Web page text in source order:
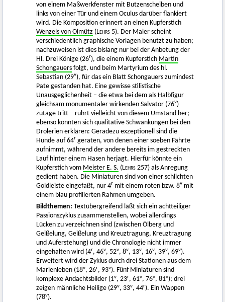
von einem Maßwerkfenster mit Butzenscheiben und
links von einer Tür und einem Oculus darüber flankiert
wird. Die Komposition erinnert an einen Kupferstich
Wenzels von Olmütz (Lehrs 5). Der Maler scheint
verschiedentlich graphische Vorlagen benutzt zu haben;
nachzuweisen ist dies bislang nur bei der Anbetung der
Hl. Drei Könige (26r), die einem Kupferstich Martin
Schongauers folgt, und beim Martyrium des hl.
Sebastian (29v), für das ein Blatt Schongauers zumindest
Pate gestanden hat. Eine gewisse stilistische
Unausgeglichenheit – die etwa bei dem als Halbfigur
gleichsam monumentaler wirkenden Salvator (76v)
zutage tritt – rührt vielleicht von diesem Umstand her;
ebenso könnten sich qualitative Schwankungen bei den
Drolerien erklären: Geradezu exzeptionell sind die
Hunde auf 64r geraten, von denen einer soeben Fährte
aufnimmt, während der andere bereits im gestreckten
Lauf hinter einem Hasen herjagt. Hierfür könnte ein
Kupferstich vom Meister E. S. (Lehrs 257) als Anregung
gedient haben. Die Miniaturen sind von einer schlichten
Goldleiste eingefaßt, nur 4r mit einem roten bzw. 8v mit
einem blau profilierten Rahmen umgeben.
Bildthemen: Textübergreifend läßt sich ein achtteiliger
Passionszyklus zusammenstellen, wobei allerdings
Lücken zu verzeichnen sind (zwischen Ölberg und
Geißelung, Geißelung und Kreuztragung, Kreuztragung
und Auferstehung) und die Chronologie nicht immer
eingehalten wird (4r, 46v, 52v, 8v, 13v, 16v, 39v, 69v).
Erweitert wird der Zyklus durch drei Stationen aus dem
Marienleben (18v, 26r, 93v). Fünf Miniaturen sind
komplexe Andachtsbilder (1v, 23r, 61v, 76v, 81v); drei
zeigen männliche Heilige (29v, 33v, 44r). Ein Wappen
(78v).